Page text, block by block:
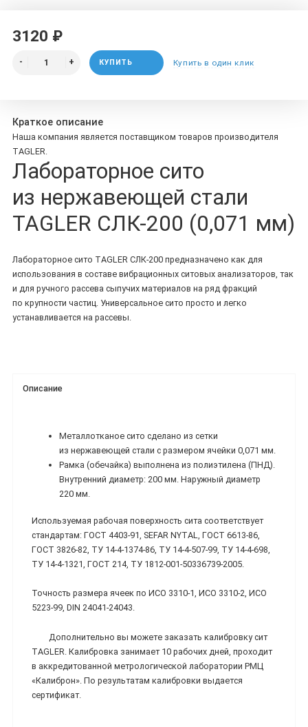
3120 ₽
КУПИТЬ Купить в один клик
Краткое описание
Наша компания является поставщиком товаров производителя
TAGLER.
Лабораторное сито
из нержавеющей стали
TAGLER СЛК-200 (0,071 мм)
Лабораторное сито TAGLER СЛК-200 предназначено как для
использования в составе вибрационных ситовых анализаторов, так
и для ручного рассева сыпучих материалов на ряд фракций
по крупности частиц. Универсальное сито просто и легко
устанавливается на рассевы.
Описание
Металлотканое сито сделано из сетки
из нержавеющей стали с размером ячейки 0,071 мм.
Рамка (обечайка) выполнена из полиэтилена (ПНД).
Внутренний диаметр: 200 мм. Наружный диаметр
220 мм.
Используемая рабочая поверхность сита соответствует
стандартам: ГОСТ 4403-91, SEFAR NYTAL, ГОСТ 6613-86,
ГОСТ 3826-82, ТУ 14-4-1374-86, ТУ 14-4-507-99, ТУ 14-4-698,
ТУ 14-4-1321, ГОСТ 214, ТУ 1812-001-50336739-2005.
Точность размера ячеек по ИСО 3310-1, ИСО 3310-2, ИСО
5223-99, DIN 24041-24043.
Дополнительно вы можете заказать калибровку сит
TAGLER. Калибровка занимает 10 рабочих дней, проходит
в аккредитованной метрологической лаборатории РМЦ
«Калиброн». По результатам калибровки выдается
сертификат.